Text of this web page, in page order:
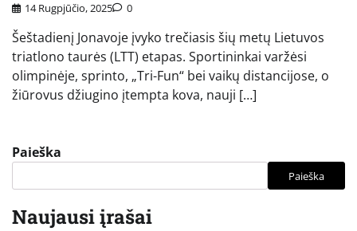
14 Rugpjūčio, 2025 0
Šeštadienį Jonavoje įvyko trečiasis šių metų Lietuvos
triatlono taurės (LTT) etapas. Sportininkai varžėsi
olimpinėje, sprinto, „Tri-Fun“ bei vaikų distancijose, o
žiūrovus džiugino įtempta kova, nauji […]
Paieška
Paieška
Naujausi įrašai